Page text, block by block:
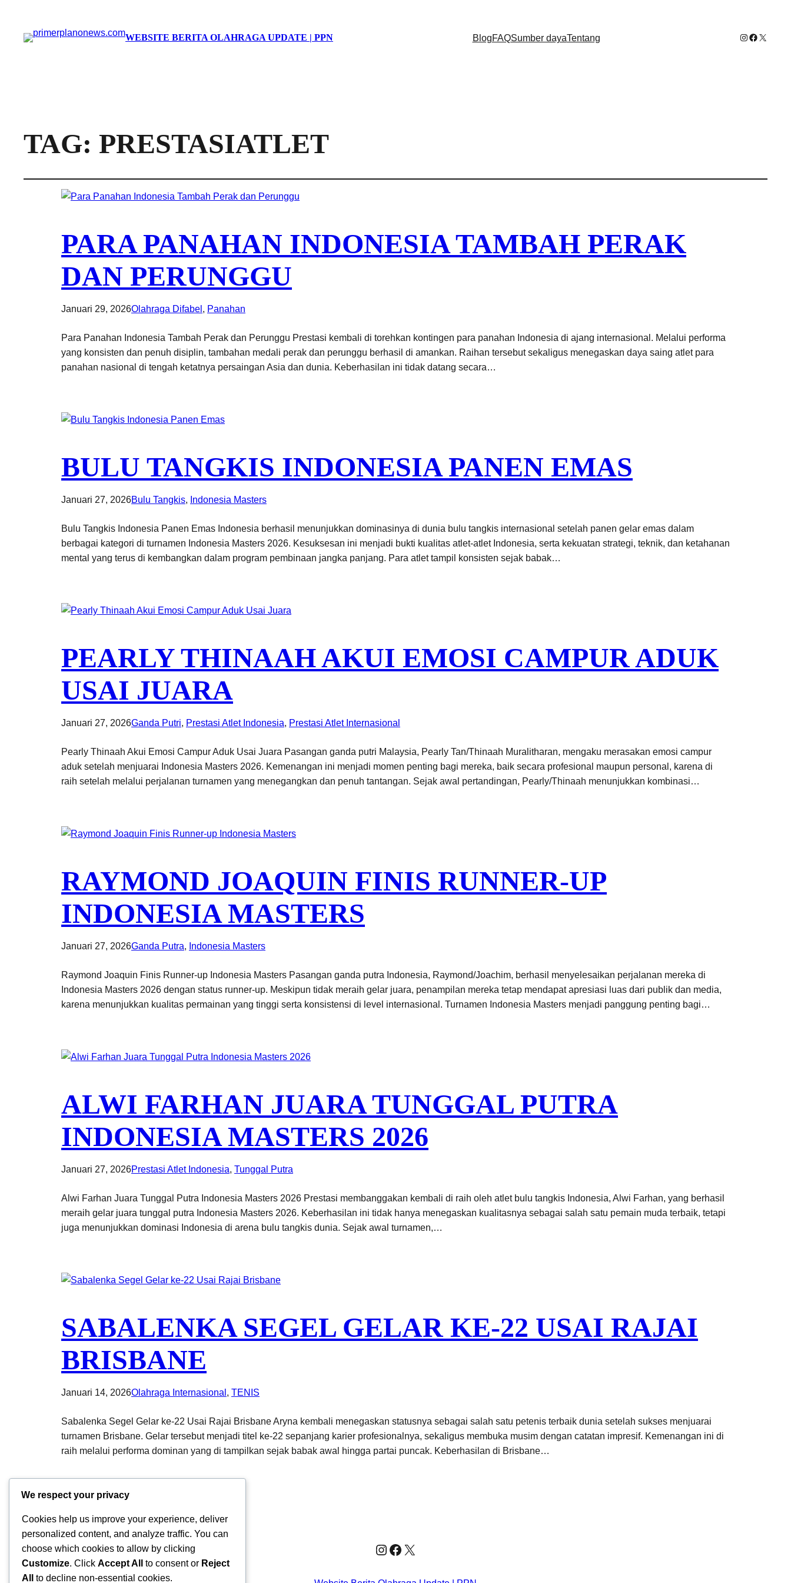
WEBSITE BERITA OLAHRAGA UPDATE | PPN BlogFAQSumber dayaTentang Instagram
Facebook
X
TAG: PRESTASIATLET
PARA PANAHAN INDONESIA TAMBAH PERAK
DAN PERUNGGU
Januari 29, 2026Olahraga Difabel , Panahan
Para Panahan Indonesia Tambah Perak dan Perunggu Prestasi kembali di torehkan kontingen para panahan Indonesia di ajang internasional. Melalui performa
yang konsisten dan penuh disiplin, tambahan medali perak dan perunggu berhasil di amankan. Raihan tersebut sekaligus menegaskan daya saing atlet para
panahan nasional di tengah ketatnya persaingan Asia dan dunia. Keberhasilan ini tidak datang secara…
BULU TANGKIS INDONESIA PANEN EMAS
Januari 27, 2026Bulu Tangkis, Indonesia Masters
Bulu Tangkis Indonesia Panen Emas Indonesia berhasil menunjukkan dominasinya di dunia bulu tangkis internasional setelah panen gelar emas dalam
berbagai kategori di turnamen Indonesia Masters 2026. Kesuksesan ini menjadi bukti kualitas atlet-atlet Indonesia, serta kekuatan strategi, teknik, dan ketahanan
mental yang terus di kembangkan dalam program pembinaan jangka panjang. Para atlet tampil konsisten sejak babak…
PEARLY THINAAH AKUI EMOSI CAMPUR ADUK
USAI JUARA
Januari 27, 2026Ganda Putri, Prestasi Atlet Indonesia, Prestasi Atlet Internasional
Pearly Thinaah Akui Emosi Campur Aduk Usai Juara Pasangan ganda putri Malaysia, Pearly Tan/Thinaah Muralitharan, mengaku merasakan emosi campur
aduk setelah menjuarai Indonesia Masters 2026. Kemenangan ini menjadi momen penting bagi mereka, baik secara profesional maupun personal, karena di
raih setelah melalui perjalanan turnamen yang menegangkan dan penuh tantangan. Sejak awal pertandingan, Pearly/Thinaah menunjukkan kombinasi…
RAYMOND JOAQUIN FINIS RUNNER-UP
INDONESIA MASTERS
Januari 27, 2026Ganda Putra, Indonesia Masters
Raymond Joaquin Finis Runner-up Indonesia Masters Pasangan ganda putra Indonesia, Raymond/Joachim, berhasil menyelesaikan perjalanan mereka di
Indonesia Masters 2026 dengan status runner-up. Meskipun tidak meraih gelar juara, penampilan mereka tetap mendapat apresiasi luas dari publik dan media,
karena menunjukkan kualitas permainan yang tinggi serta konsistensi di level internasional. Turnamen Indonesia Masters menjadi panggung penting bagi…
ALWI FARHAN JUARA TUNGGAL PUTRA
INDONESIA MASTERS 2026
Januari 27, 2026Prestasi Atlet Indonesia, Tunggal Putra
Alwi Farhan Juara Tunggal Putra Indonesia Masters 2026 Prestasi membanggakan kembali di raih oleh atlet bulu tangkis Indonesia, Alwi Farhan, yang berhasil
meraih gelar juara tunggal putra Indonesia Masters 2026. Keberhasilan ini tidak hanya menegaskan kualitasnya sebagai salah satu pemain muda terbaik, tetapi
juga menunjukkan dominasi Indonesia di arena bulu tangkis dunia. Sejak awal turnamen,…
SABALENKA SEGEL GELAR KE-22 USAI RAJAI
BRISBANE
Januari 14, 2026Olahraga Internasional , TENIS
Sabalenka Segel Gelar ke-22 Usai Rajai Brisbane Aryna kembali menegaskan statusnya sebagai salah satu petenis terbaik dunia setelah sukses menjuarai
turnamen Brisbane. Gelar tersebut menjadi titel ke-22 sepanjang karier profesionalnya, sekaligus membuka musim dengan catatan impresif. Kemenangan ini di
raih melalui performa dominan yang di tampilkan sejak babak awal hingga partai puncak. Keberhasilan di Brisbane…
Instagram
Facebook
X
We respect your privacy
Cookies help us improve your experience, deliver
personalized content, and analyze traffic. You can
choose which cookies to allow by clicking
Customize. Click Accept All to consent or Reject
All
to decline non-essential cookies.